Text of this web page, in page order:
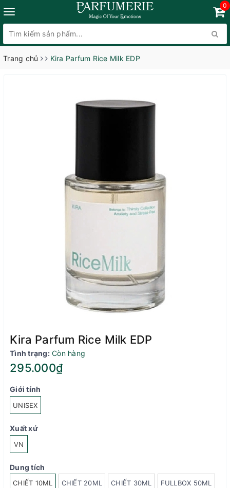
0
Trang chủ Kira Parfum Rice Milk EDP
Kira Parfum Rice Milk EDP
Tình trạng: Còn hàng
295.000₫
Giới tính
UNISEX
Xuất xứ
VN
Dung tích
CHIẾT 10ML CHIẾT 20ML CHIẾT 30ML FULLBOX 50ML